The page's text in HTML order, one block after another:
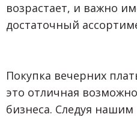
возрастает, и важно
достаточный
Покупка вечерних
это отличная
бизнеса. Следуя